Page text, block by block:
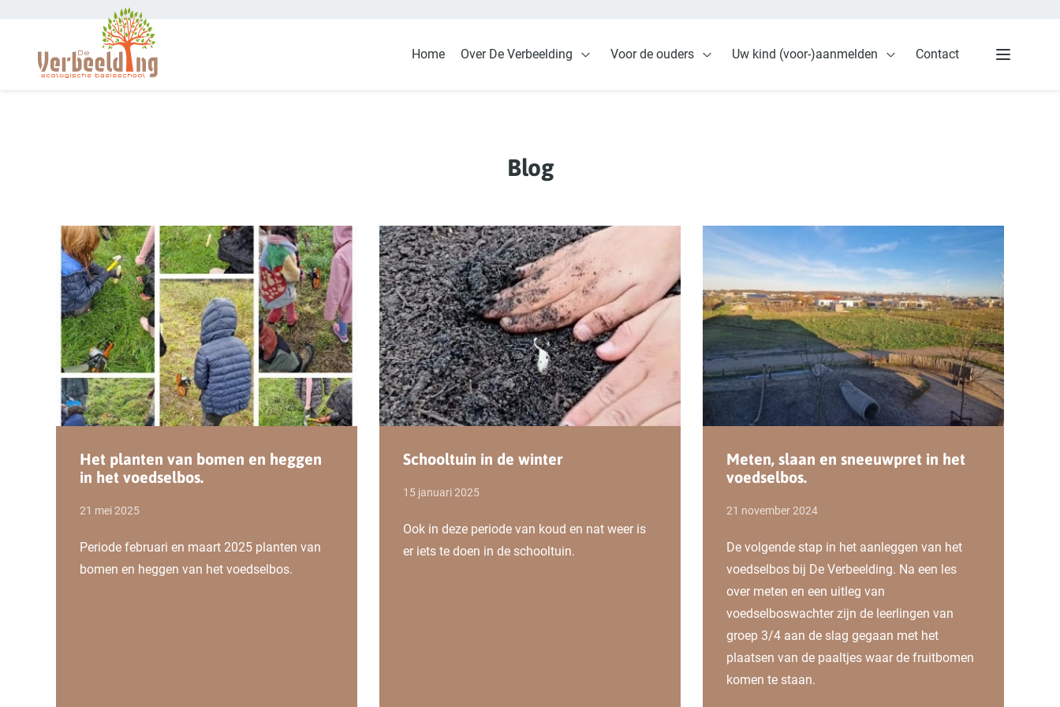
Overslaan en naar de inhoud gaan
Home Over De Verbeelding Voor de ouders
Open Voor de ouders
Uw kind (voor-)aanmelden
Open Uw kind (voor-
Contact
Menu
Blog
Lees verder
Het planten van bomen en heggen
in het voedselbos.
21 mei 2025
Periode februari en maart 2025 planten van
bomen en heggen van het voedselbos.
Lees verder
Schooltuin in de winter
15 januari 2025
Ook in deze periode van koud en nat weer is
er iets te doen in de schooltuin.
Lees verder
Meten, slaan en sneeuwpret in het
voedselbos.
21 november 2024
De volgende stap in het aanleggen van het
voedselbos bij De Verbeelding. Na een les
over meten en een uitleg van
voedselboswachter zijn de leerlingen van
groep 3/4 aan de slag gegaan met het
plaatsen van de paaltjes waar de fruitbomen
komen te staan.